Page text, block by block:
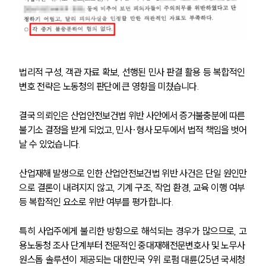
법리적 구성, 객관 자료 확보, 선행된 민사 판결 활용 등 복합적인
변호 전략은 노동청의 판단에 큰 영향을 미쳤습니다.
결국 의뢰인은 산업안전보건법 위반 사안에서 증거불충분에 따른
불기소 결정을 받게 되었고, 민사·형사 모두에서 법적 책임을 벗어
날 수 있었습니다.
산업재해 발생으로 인한 산업안전보건법 위반 사건은 단일 원인만
으로 결론이 내려지지 않고, 기계 구조, 작업 환경, 교육 이행 여부
등 복합적인 요소로 위반 여부를 평가합니다.
특히 사업주에게 불리한 방향으로 해석되는 경우가 많으므로, 고
용노동청 조사 단계부터 전문적인 중대재해전문변호사 및 노무사
원스톱 솔루션이 제공되는 대한민국 9위 로펌 대륜(25년 국세청